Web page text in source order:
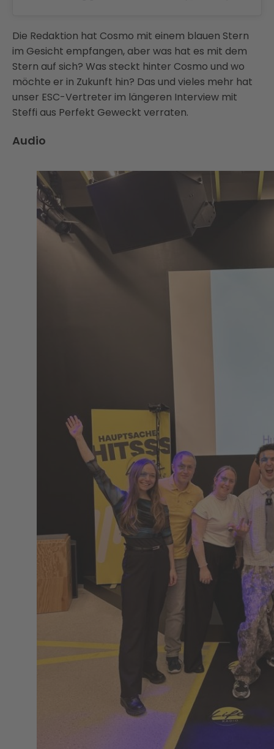
Die Redaktion hat Cosmo mit einem blauen Stern
im Gesicht empfangen, aber was hat es mit dem
Stern auf sich? Was steckt hinter Cosmo und wo
möchte er in Zukunft hin? Das und vieles mehr hat
unser ESC-Vertreter im längeren Interview mit
Steffi aus Perfekt Geweckt verraten.
Audio